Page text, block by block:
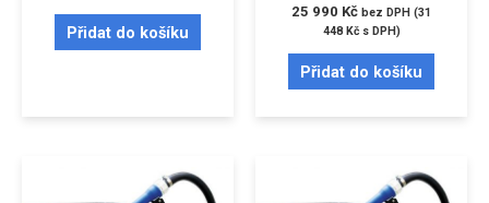
Přidat do košíku
25 990 Kč bez DPH (31
448 Kčs DPH)
Přidat do košíku